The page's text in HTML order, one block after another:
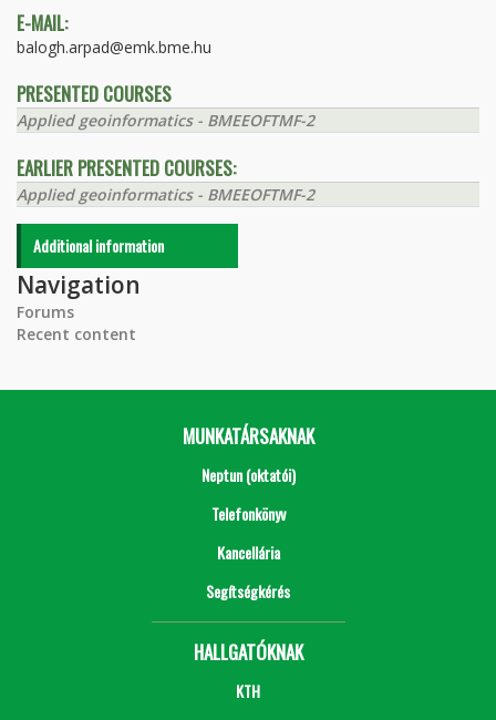
E-MAIL:
balogh.arpad@emk.bme.hu
PRESENTED COURSES
Applied geoinformatics - BMEEOFTMF-2
EARLIER PRESENTED COURSES:
Applied geoinformatics - BMEEOFTMF-2
Additional information
Navigation
Forums
Recent content
MUNKATÁRSAKNAK
Neptun (oktatói)
Telefonkönyv
Kancellária
Segítségkérés
HALLGATÓKNAK
KTH